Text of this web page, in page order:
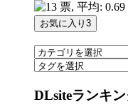
お気に入り 3
DLsiteランキ